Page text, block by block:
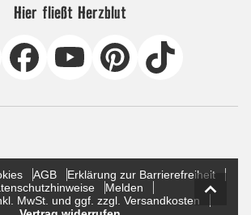
Hier fließt Herzblut
AGB
Erklärung zur Barrierefreiheit
Melden
MwSt. und ggf. zzgl. Versandkosten